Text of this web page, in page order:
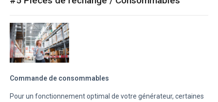
Commande de consommables
Pour un fonctionnement optimal de votre générateur, certaines